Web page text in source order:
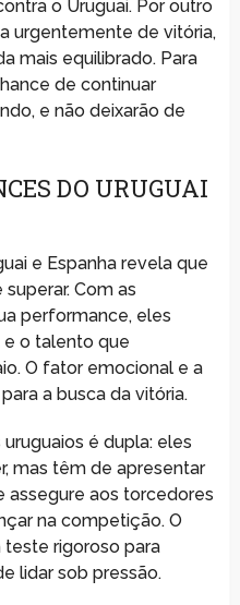
o Uruguai. Por outro
urgentemente de vitória,
mais equilibrado. Para
de continuar
e não deixarão de
DO URUGUAI
e Espanha revela que
Com as
performance, eles
e o talento que
O fator emocional e a
a busca da vitória.
é dupla: eles
mas têm de apresentar
aos torcedores
na competição. O
teste rigoroso para
lidar sob pressão.